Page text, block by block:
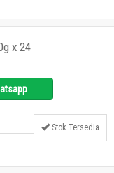
x 24
Stok Tersedia